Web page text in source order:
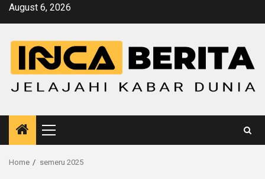
SkipAugust 6, 2026
Primary
Menu
Home semeru 2025